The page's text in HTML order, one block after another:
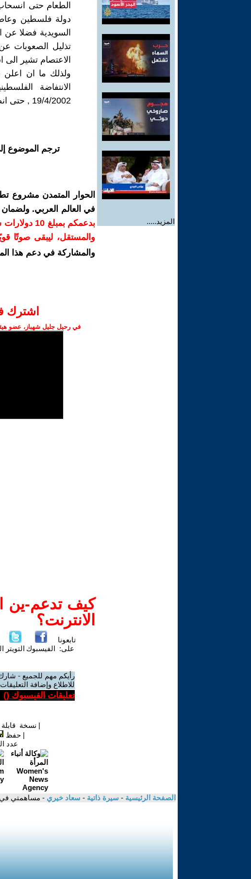
المزيد.....
الطعام حتى
دولة فلسطين
السويدية فضلا
تذليل الصعوبات
الاعتصام تشير
ولذلك ما ان
الانتفاضة
19/4/2002 , حتى انضممت اليهم.
ترجم الموضوع
الحوار المتمدن مشروع
في العالم العربي.
بدعمكم
والمستقل، ليبقى صوتًا
والمشاركة في دعم هذا
اشترك
في رحيل جليل شهباز، عضو
كيف تدعم-ين
الانترنت؟
تابعونا
على: الفيسبوك التويتر
رأيكم مهم للجميع -
للاطلاع وإضافة
تعليقات الفيسبوك ()
| نسخة
|حفظ
عدد
الصفحة الرئيسية - سيرة ذاتية - سعاد خيري - مساهمتي في